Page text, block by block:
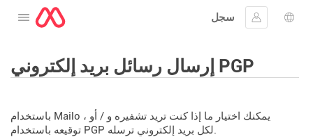
افتح القائمة
سجل
الدخولاللغة
إرسال رسائل بريد إلكتروني PGP
باستخدام Mailo ، يمكنك اختيار ما إذا كنت تريد تشفيره و / أو
توقيعه باستخدام PGP لكل بريد إلكتروني ترسله.